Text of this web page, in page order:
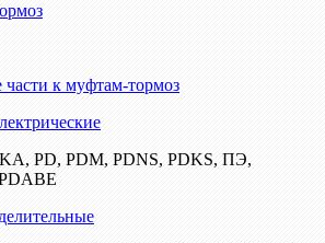
части к муфтам-тормоз
PD, PDM, PDNS, PDKS, ПЭ,